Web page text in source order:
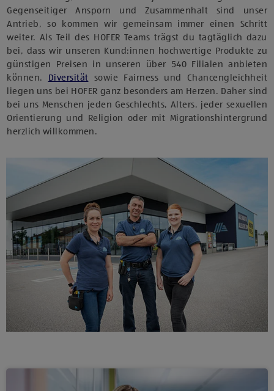
Gegenseitiger Ansporn und Zusammenhalt sind unser
Antrieb, so kommen wir gemeinsam immer einen Schritt
weiter. Als Teil des HOFER Teams trägst du tagtäglich dazu
bei, dass wir unseren Kund:innen hochwertige Produkte zu
günstigen Preisen in unseren über 540 Filialen anbieten
können. Diversität sowie Fairness und Chancengleichheit
liegen uns bei HOFER ganz besonders am Herzen. Daher sind
bei uns Menschen jeden Geschlechts, Alters, jeder sexuellen
Orientierung und Religion oder mit Migrationshintergrund
herzlich willkommen.